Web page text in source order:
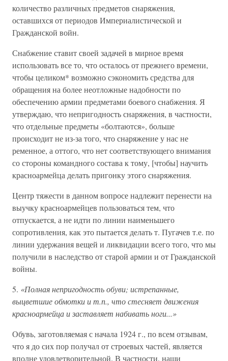
количество различных предметов снаряжения,
оставшихся от периодов Империалистической и
Гражданской войн.
Снабжение ставит своей задачей в мирное время
использовать все то, что осталось от прежнего времени,
чтобы целиком* возможно сэкономить средства для
обращения на более неотложные надобности по
обеспечению армии предметами боевого снабжения. Я
утверждаю, что непригодность снаряжения, в частности,
что отдельные предметы «болтаются», больше
происходит не из-за того, что снаряжение у нас не
ременное, а оттого, что нет соответствующего внимания
со стороны командного состава к тому, [чтобы] научить
красноармейца делать пригонку этого снаряжения.
Центр тяжести в данном вопросе надлежит перенести на
выучку красноармейцев пользоваться тем, что
отпускается, а не идти по линии наименьшего
сопротивления, как это пытается делать т. Пугачев т.е. по
линии удержания вещей и ликвидации всего того, что мы
получили в наследство от старой армии и от Гражданской
войны.
5. «Полная непригодность обуви; истрепанные,
выцветшие обмотки и т.п., что стесняет движения
красноармейца и заставляет набивать ноги...»
Обувь, заготовляемая с начала 1924 г., по всем отзывам,
что я до сих пор получал от строевых частей, является
вполне удовлетворительной. В частности, наши